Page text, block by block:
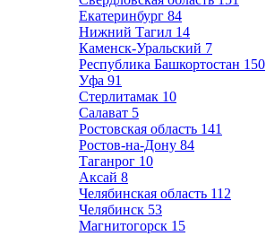
Екатеринбург 84
Нижний Тагил 14
Каменск-Уральский 7
Республика Башкортостан 150
Уфа 91
Стерлитамак 10
Салават 5
Ростовская область 141
Ростов-на-Дону 84
Таганрог 10
Аксай 8
Челябинская область 112
Челябинск 53
Магнитогорск 15